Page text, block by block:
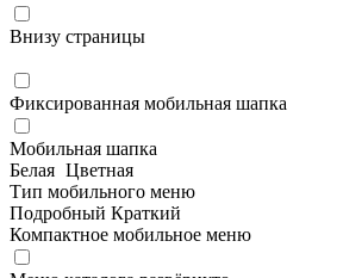
Внизу страницы
Фиксированная мобильная шапка
Мобильная шапка
Белая Цветная
Тип мобильного меню
Подробный Краткий
Компактное мобильное меню